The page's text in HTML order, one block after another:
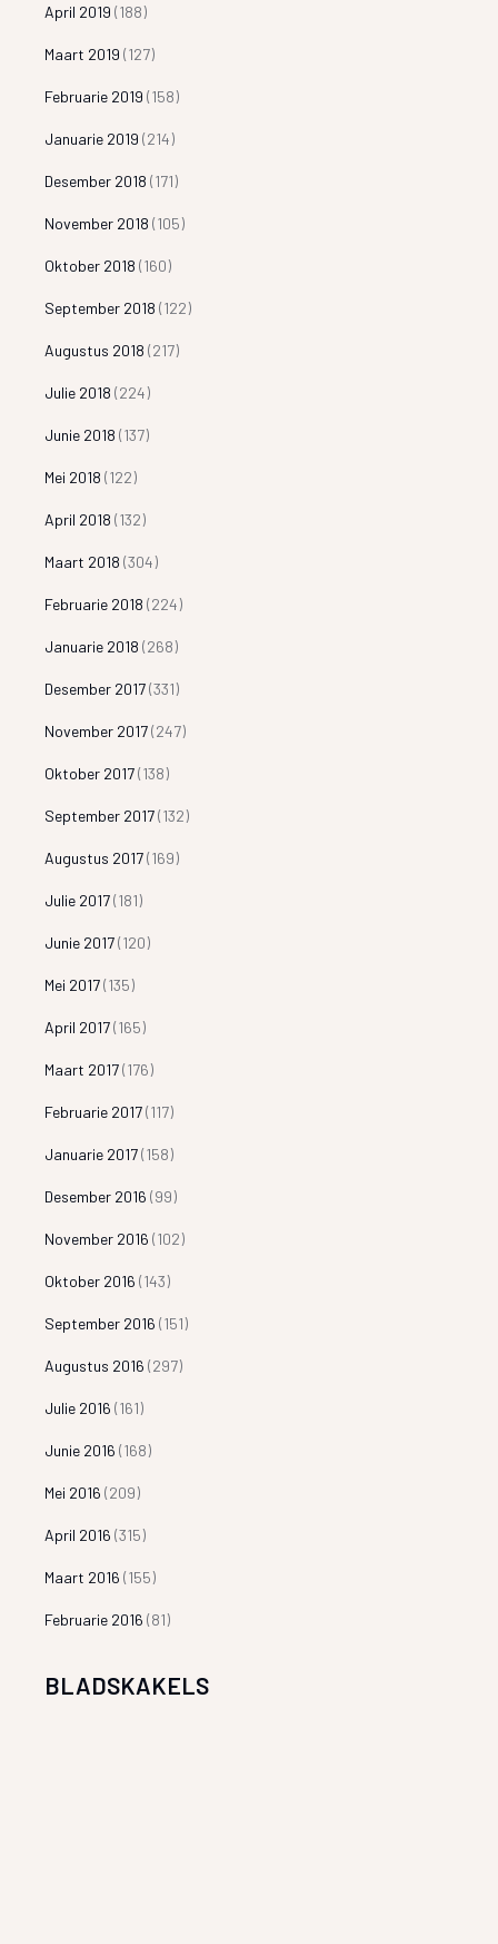
April 2019 (188)
Maart 2019 (127)
Februarie 2019 (158)
Januarie 2019 (214)
Desember 2018 (171)
November 2018 (105)
Oktober 2018 (160)
September 2018 (122)
Augustus 2018 (217)
Julie 2018 (224)
Junie 2018 (137)
Mei 2018 (122)
April 2018 (132)
Maart 2018 (304)
Februarie 2018 (224)
Januarie 2018 (268)
Desember 2017(331)
November 2017(247)
Oktober 2017(138)
September 2017(132)
Augustus 2017(169)
Julie 2017(181)
Junie 2017(120)
Mei 2017(135)
April 2017(165)
Maart 2017(176)
Februarie 2017(117)
Januarie 2017(158)
Desember 2016 (99)
November 2016 (102)
Oktober 2016 (143)
September 2016 (151)
Augustus 2016 (297)
Julie 2016 (161)
Junie 2016 (168)
Mei 2016 (209)
April 2016 (315)
Maart 2016 (155)
Februarie 2016 (81)
BLADSKAKELS